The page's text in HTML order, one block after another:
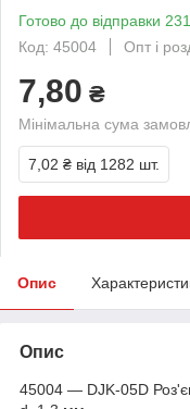
Готово до відправки
Код: 45004
Опт і
7,80 ₴
Мінімальна сума
7,02 ₴ від 1282 шт.
Опис
Опис
45004 — DJK-05D